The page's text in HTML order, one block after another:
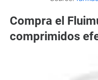
Compra el
comprimidos